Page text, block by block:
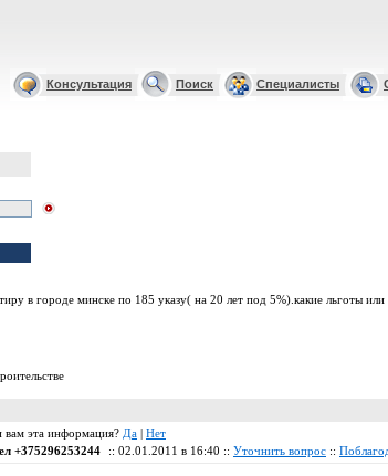
Консультация Поиск Специалисты
в городе минске по 185 указу( на 20 лет под 5%).какие льготы
вам эта информация? Да
Нет
+375296253244
:: 02.01.2011 в 16:40 :: Уточнить вопрос ::